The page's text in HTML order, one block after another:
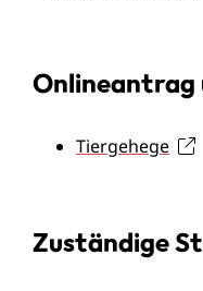
Onlineantrag
Tiergehege
Zuständige